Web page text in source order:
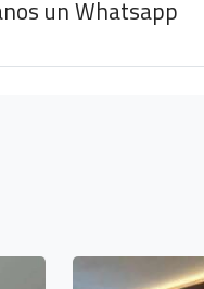
un Whatsapp